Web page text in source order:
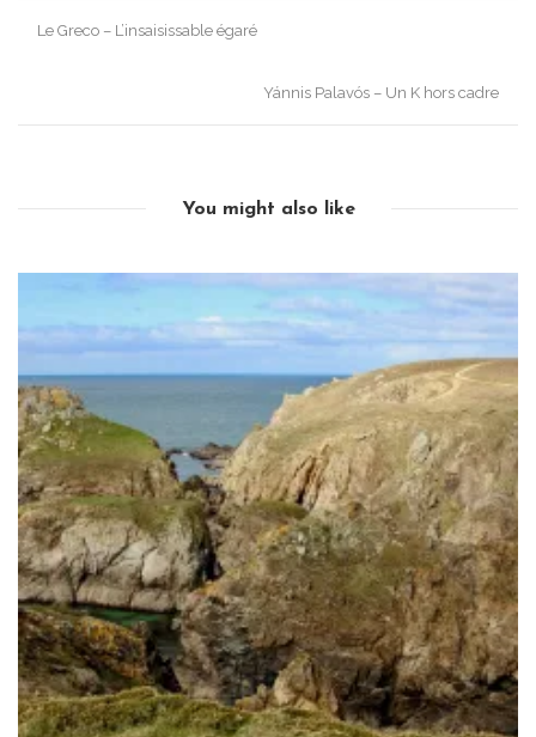
Post
Le Greco – L’insaisissable égaré
Yánnis Palavós – Un K hors cadre
You might also like